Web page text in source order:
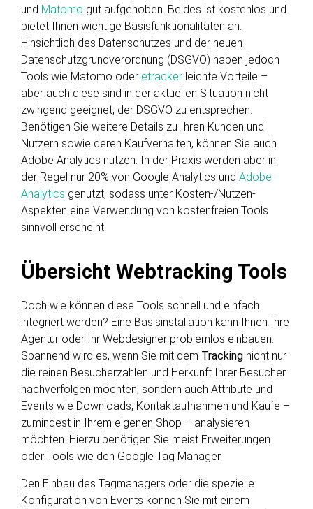
und Matomo gut aufgehoben. Beides ist kostenlos und
bietet Ihnen wichtige Basisfunktionalitäten an.
Hinsichtlich des Datenschutzes und der neuen
Datenschutzgrundverordnung (DSGVO) haben jedoch
Tools wie Matomo oder etracker leichte Vorteile –
aber auch diese sind in der aktuellen Situation nicht
zwingend geeignet, der DSGVO zu entsprechen.
Benötigen Sie weitere Details zu Ihren Kunden und
Nutzern sowie deren Kaufverhalten, können Sie auch
Adobe Analytics nutzen. In der Praxis werden aber in
der Regel nur 20% von Google Analytics und Adobe
Analytics genutzt, sodass unter Kosten-/Nutzen-
Aspekten eine Verwendung von kostenfreien Tools
sinnvoll erscheint.
Übersicht Webtracking Tools
Doch wie können diese Tools schnell und einfach
integriert werden? Eine Basisinstallation kann Ihnen Ihre
Agentur oder Ihr Webdesigner problemlos einbauen.
Spannend wird es, wenn Sie mit dem Tracking nicht nur
die reinen Besucherzahlen und Herkunft Ihrer Besucher
nachverfolgen möchten, sondern auch Attribute und
Events wie Downloads, Kontaktaufnahmen und Käufe –
zumindest in Ihrem eigenen Shop – analysieren
möchten. Hierzu benötigen Sie meist Erweiterungen
oder Tools wie den Google Tag Manager.
Den Einbau des Tagmanagers oder die spezielle
Konfiguration von Events können Sie mit einem